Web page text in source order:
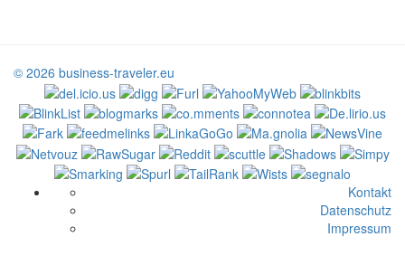
© 2026 business-traveler.eu
Kontakt
Datenschutz
Impressum